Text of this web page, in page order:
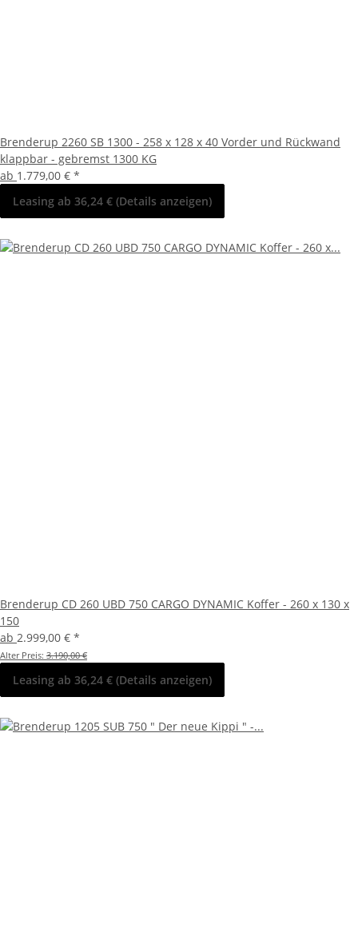
Brenderup 2260 SB 1300 - 258 x 128 x 40 Vorder und Rückwand
klappbar - gebremst 1300 KG
ab 1.779,00 € *
Leasing ab 36,24 € (Details anzeigen)
Brenderup CD 260 UBD 750 CARGO DYNAMIC Koffer - 260 x 130 x
150
ab 2.999,00 € *
Alter Preis: 3.190,00 €
Leasing ab 36,24 € (Details anzeigen)